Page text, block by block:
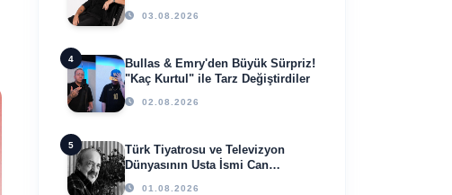
Referans”
03.08.2026
4
Bullas & Emry'den Büyük Sürpriz!
"Kaç Kurtul" ile Tarz Değiştirdiler
02.08.2026
5
Türk Tiyatrosu ve Televizyon
Dünyasının Usta İsmi Can
Kolukısa Hayatını Kaybetti
01.08.2026